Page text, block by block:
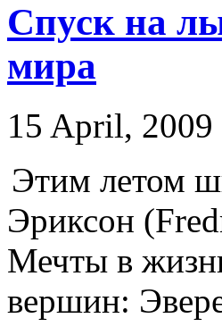
Спуск на
мира
15 April, 2009
Этим летом
Эриксон
Мечты в
вершин: